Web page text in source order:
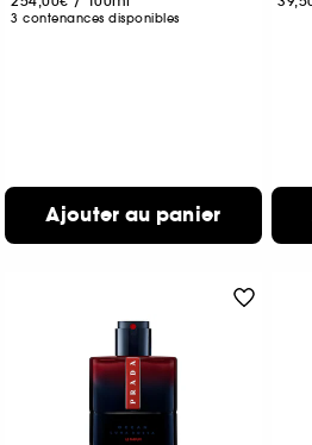
3 contenances disponibles
Ajouter au panier